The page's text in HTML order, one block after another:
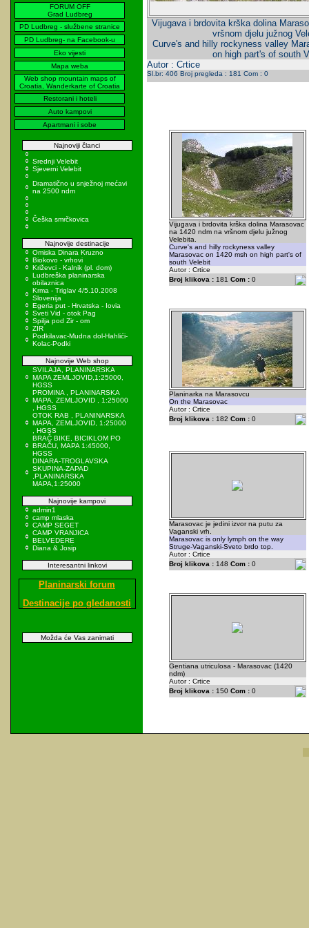
FORUM OFF
Grad Ludbreg
PD Ludbreg - službene stranice
PD Ludbreg- na Facebook-u
Eko vijesti
Mapa weba
Web shop mountain maps of
Croatia, Wanderkarte of Croatia
Restorani i hoteli
Auto kampovi
Apartmani i sobe
Najnoviji članci
Srednji Velebit
Sjeverni Velebit
Dramatično u snježnoj mećavi
na 2500 ndm
Češka smrčkovica
Najnovije destinacije
Omiska Dinara Kruzno
Biokovo - vrhovi
Križevci - Kalnik (pl. dom)
Ludbreška planinarska
obilaznica
Krma - Triglav 4/5.10.2008
Slovenija
Egeria put - Hrvatska - Iovia
Sveti Vid - otok Pag
Spilja pod Zir - om
ZIR
Podkilavac-Mudna dol-Hahlići-
Kolac-Podki
Najnovije Web shop
SVILAJA, PLANINARSKA
MAPA ZEMLJOVID,1:25000,
HGSS
PROMINA , PLANINARSKA
MAPA, ZEMLJOVID , 1:25000
, HGSS
OTOK RAB , PLANINARSKA
MAPA, ZEMLJOVID, 1:25000
, HGSS
BRAČ BIKE, BICIKLOM PO
BRAČU, MAPA 1:45000,
HGSS
DINARA-TROGLAVSKA
SKUPINA-ZAPAD
,PLANINARSKA
MAPA,1:25000
Najnovije kampovi
admin1
camp mlaska
CAMP SEGET
CAMP VRANJICA
BELVEDERE
Diana & Josip
Interesantni linkovi
Planinarski forum
Destinacije po gledanosti
Možda će Vas zanimati
Vijugava i brdovita krška dolina
vršnom djelu južnog
Curve's and hilly rockyness valley
on high part's of south
Autor : Crtice
Sl.br: 406 Broj pregleda : 181 Com : 0
Vijugava i brdovita krška dolina Marasovac
na 1420 ndm na vršnom djelu južnog
Velebita.
Curve's and hilly rockyness valley
Marasovac on 1420 msh on high part's of
south Velebit
Autor : Crtice
Broj klikova :181 Com :0
Planinarka na Marasovcu
On the Marasovac
Autor : Crtice
Broj klikova :182 Com :0
Marasovac je jedini izvor na putu za
Vaganski vrh.
Marasovac is only lymph on the way
Struge-Vaganski-Sveto brdo top.
Autor : Crtice
Broj klikova :148 Com :0
Gentiana utriculosa - Marasovac (1420
ndm)
Autor : Crtice
Broj klikova :150 Com :0